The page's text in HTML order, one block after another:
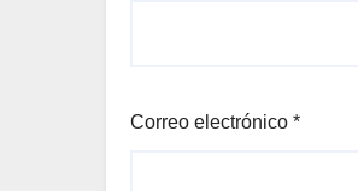
Correo electrónico *